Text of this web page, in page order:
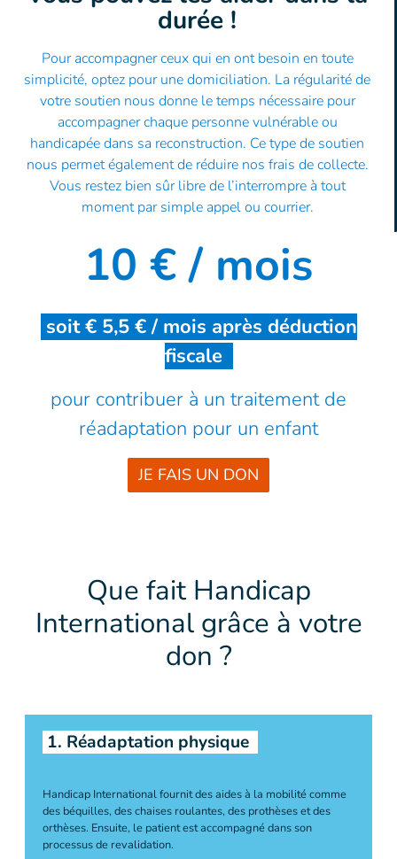
durée !
Pour accompagner ceux qui en ont besoin en toute
simplicité, optez pour une domiciliation. La régularité de
votre soutien nous donne le temps nécessaire pour
accompagner chaque personne vulnérable ou
handicapée dans sa reconstruction. Ce type de soutien
nous permet également de réduire nos frais de collecte.
Vous restez bien sûr libre de l’interrompre à tout
moment par simple appel ou courrier.
10 €/ mois
soit € 5,5 € / mois après déduction
fiscale
pour contribuer à un traitement de
réadaptation pour un enfant
JE FAIS UN DON
Que fait Handicap
International grâce à votre
don ?
1. Réadaptation physique
Handicap International fournit des aides à la mobilité comme
des béquilles, des chaises roulantes, des prothèses et des
orthèses. Ensuite, le patient est accompagné dans son
processus de revalidation.